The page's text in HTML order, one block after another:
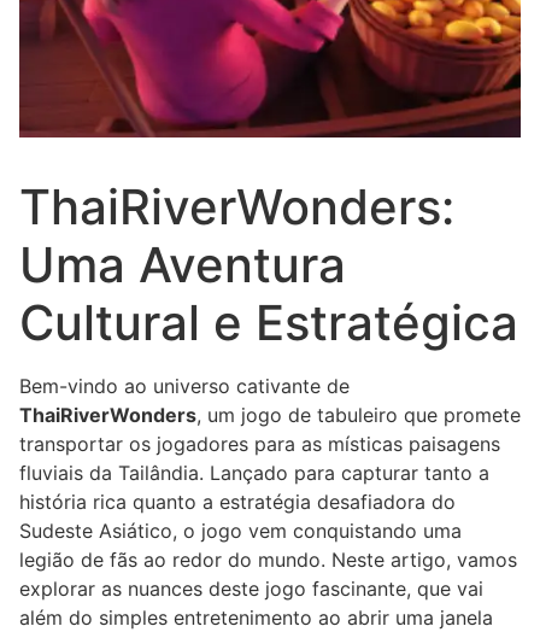
ThaiRiverWonders:
Uma Aventura
Cultural e Estratégica
Bem-vindo ao universo cativante de
ThaiRiverWonders, um jogo de tabuleiro que promete
transportar os jogadores para as místicas paisagens
fluviais da Tailândia. Lançado para capturar tanto a
história rica quanto a estratégia desafiadora do
Sudeste Asiático, o jogo vem conquistando uma
legião de fãs ao redor do mundo. Neste artigo, vamos
explorar as nuances deste jogo fascinante, que vai
além do simples entretenimento ao abrir uma janela